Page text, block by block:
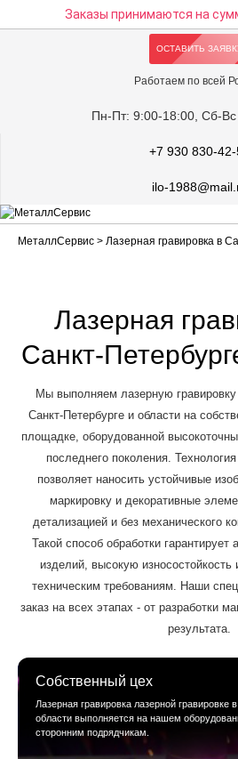
Заказы принимаются на
ОСТАВИТЬ
Работаем по всей
Пн-Пт: 9:00-18:00, Сб-
+7 930 830-
ilo-
МеталлСервис > Лазерная гравировка в
Лазерная
Санкт-
Мы выполняем лазерную гравировку
Санкт-Петербурге и области на
площадке, оборудованной
последнего поколения.
позволяет наносить устойчивые
маркировку и декоративные
детализацией и без механического
Такой способ обработки
изделий, высокую износостойкость
техническим требованиям. Наши
заказ на всех этапах - от разработки
результата.
Собственный цех
Лазерная гравировка лазерной гравировке
области выполняется на нашем
сторонним подрядчикам.